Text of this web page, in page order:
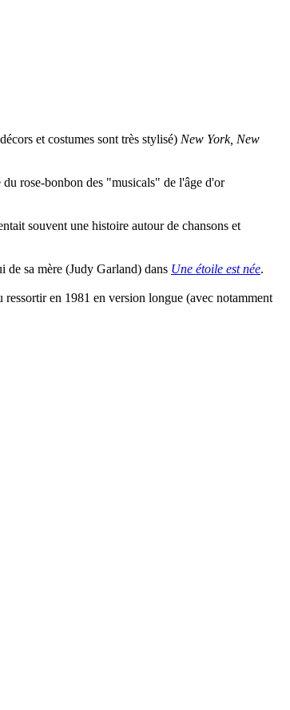
et costumes sont très stylisé) New York, New
du rose-bonbon des "musicals" de l'âge d'or
souvent une histoire autour de chansons et
sa mère (Judy Garland) dans Une étoile est née.
en 1981 en version longue (avec notamment